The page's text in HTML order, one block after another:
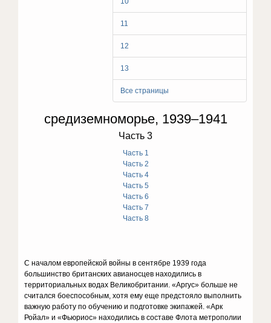
11
12
13
Все страницы
средиземноморье, 1939–1941
Часть 3
Часть 1
Часть 2
Часть 4
Часть 5
Часть 6
Часть 7
Часть 8
С началом европейской войны в сентябре 1939 года
большинство британских авианосцев находились в
территориальных водах Великобритании. «Аргус» больше не
считался боеспособным, хотя ему еще предстояло выполнить
важную работу по обучению и подготовке экипажей. «Арк
Ройал» и «Фьюриос» находились в составе Флота метрополии